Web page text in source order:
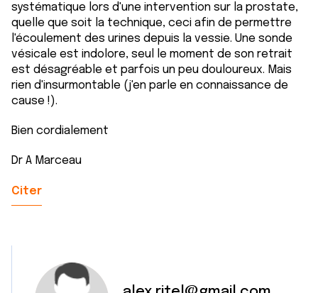
systématique lors d'une intervention sur la prostate,
quelle que soit la technique, ceci afin de permettre
l'écoulement des urines depuis la vessie. Une sonde
vésicale est indolore, seul le moment de son retrait
est désagréable et parfois un peu douloureux. Mais
rien d'insurmontable (j'en parle en connaissance de
cause !).
Bien cordialement
Dr A Marceau
Citer